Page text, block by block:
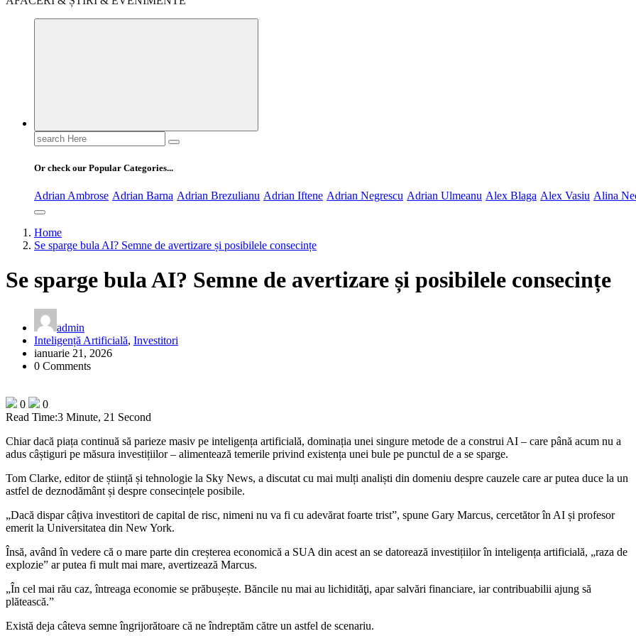
Search
for:
Or check our Popular Categories...
Adrian Ambrose Adrian Barna Adrian Brezulianu Adrian Iftene Adrian Negrescu Adrian Ulmeanu Alex Blaga Alex Vasiu Alina
Home
Se sparge bula AI? Semne de avertizare și posibilele consecințe
Se sparge bula AI? Semne de avertizare și posibilele consecințe
admin
Inteligență Artificială, Investitori
ianuarie 21, 2026
0 Comments
0
0
Read Time:3 Minute, 21 Second
Chiar dacă piața continuă să parieze masiv pe inteligența artificială, dominația unei singure metode de a construi AI – care până acum nu a
adus câștiguri pe măsura investițiilor – alimentează temerile privind existența unei bule pe punctul de a se sparge.
Tom Clarke, editor de știință și tehnologie la Sky News, a discutat cu mai mulți analiști din domeniu despre cauzele care ar putea duce la un
astfel de deznodământ și despre consecințele posibile.
„Dacă dispar câțiva investitori de capital de risc, nimeni nu va fi cu adevărat foarte trist”, spune Gary Marcus, cercetător în AI și profesor
emerit la Universitatea din New York.
Însă, având în vedere că o mare parte din creșterea economică a SUA din acest an se datorează investițiilor în inteligența artificială, „raza de
explozie” ar putea fi mult mai mare, avertizează Marcus.
„În cel mai rău caz, întreaga economie se prăbușește. Băncile nu mai au lichidităţi, apar salvări financiare, iar contribuabilii ajung să
plătească.”
Există deja câteva semne îngrijorătoare că ne îndreptăm către un astfel de scenariu.